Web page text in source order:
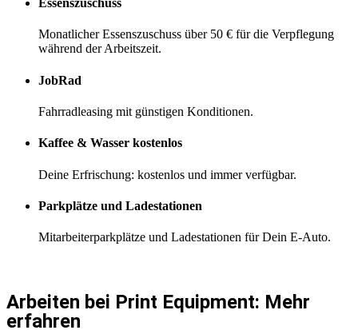
Essenszuschuss
Monatlicher Essenszuschuss über 50 € für die Verpflegung
während der Arbeitszeit.
JobRad
Fahrradleasing mit günstigen Konditionen.
Kaffee & Wasser kostenlos
Deine Erfrischung: kostenlos und immer verfügbar.
Parkplätze und Ladestationen
Mitarbeiterparkplätze und Ladestationen für Dein E-Auto.
Arbeiten bei Print Equipment: Mehr
erfahren